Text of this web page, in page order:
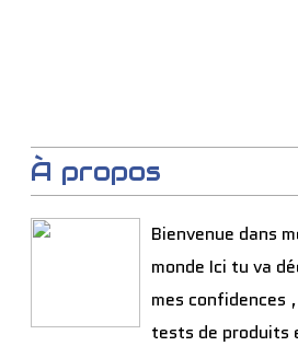
À propos
Bienvenue dans
monde Ici tu va
mes confidences
tests de produits